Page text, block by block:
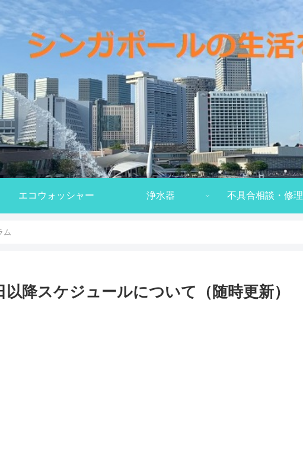
エコウォッシャー 浄水器 不具合相談・修理
ム
降スケジュールについて（随時更新）